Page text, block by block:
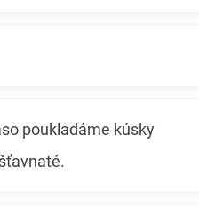
poukladáme kúsky